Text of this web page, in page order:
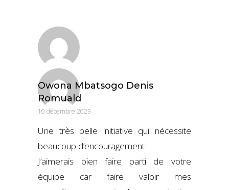
Owona Mbatsogo Denis
Romuald
10 décembre 2023
Une très belle initiative qui nécessite
beaucoup d’encouragement
J’aimerais bien faire parti de votre
équipe car faire valoir mes